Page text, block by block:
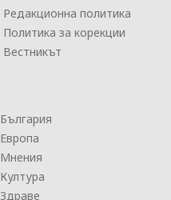
Редакционна политика
Политика за корекции
Вестникът
България
Европа
Мнения
Култура
Здраве